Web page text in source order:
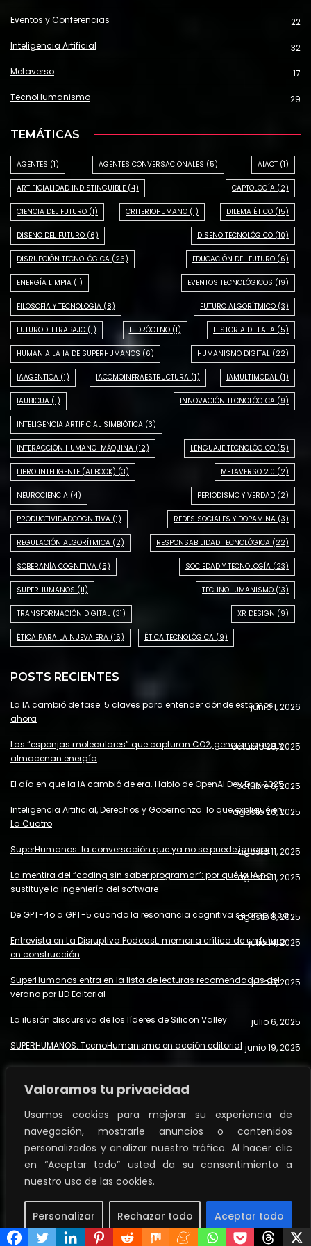
Valoramos tu privacidad
Usamos cookies para mejorar su experiencia de
navegación, mostrarle anuncios o contenidos
personalizados y analizar nuestro tráfico. Al hacer clic
en “Aceptar todo” usted da su consentimiento a
nuestro uso de las cookies.
Personalizar Rechazar todo Aceptar todo
Eventos y Conferencias
22
Inteligencia Artificial
32
Metaverso
17
TecnoHumanismo
29
TEMÁTICAS
AGENTES (1) AGENTES CONVERSACIONALES (5) AIACT (1)
ARTIFICIALIDAD INDISTINGUIBLE (4) CAPTOLOGÍA (2)
CIENCIA DEL FUTURO (1) CRITERIOHUMANO (1) DILEMA ÉTICO (15)
DISEÑO DEL FUTURO (6) DISEÑO TECNOLÓGICO (10)
DISRUPCIÓN TECNOLÓGICA (26) EDUCACIÓN DEL FUTURO (6)
ENERGÍA LIMPIA (1) EVENTOS TECNOLÓGICOS (19)
FILOSOFÍA Y TECNOLOGÍA (8) FUTURO ALGORÍTMICO (3)
FUTURODELTRABAJO (1) HIDRÓGENO(1) HISTORIA DE LA IA (5)
HUMANIA LA IA DE SUPERHUMANOS (6) HUMANISMO DIGITAL (22)
IAAGENTICA (1) IACOMOINFRAESTRUCTURA (1) IAMULTIMODAL (1)
IAUBICUA (1) INNOVACIÓN TECNOLÓGICA (9)
INTELIGENCIA ARTIFICIAL SIMBIÓTICA (3)
INTERACCIÓN HUMANO-MÁQUINA (12) LENGUAJE TECNOLÓGICO (5)
LIBRO INTELIGENTE (AI BOOK) (3) METAVERSO 2.0 (2)
NEUROCIENCIA (4) PERIODISMO Y VERDAD (2)
PRODUCTIVIDADCOGNITIVA (1) REDES SOCIALES Y DOPAMINA (3)
REGULACIÓN ALGORÍTMICA (2) RESPONSABILIDAD TECNOLÓGICA (22)
SOBERANÍA COGNITIVA (5) SOCIEDAD Y TECNOLOGÍA (23)
SUPERHUMANOS (11) TECHNOHUMANISMO (13)
TRANSFORMACIÓN DIGITAL (31) XR DESIGN (9)
ÉTICA PARA LA NUEVA ERA (15) ÉTICA TECNOLÓGICA (9)
POSTS RECIENTES
La IA cambió de fase: 5 claves para entender dónde estamos
ahora
junio 1, 2026
Las “esponjas moleculares” que capturan CO2, generan agua y
almacenan energía
octubre 28, 2025
El día en que la IA cambió de era. Hablo de OpenAI Dev Day 2025
octubre 8, 2025
Inteligencia Artificial, Derechos y Gobernanza: lo que expliqué en
La Cuatro
agosto 26, 2025
SuperHumanos: la conversación que ya no se puede ignoraragosto 11, 2025
La mentira del “coding sin saber programar”: por qué la IA no
sustituye la ingeniería del software
agosto 11, 2025
De GPT-4o a GPT-5 cuando la resonancia cognitiva se amplifica
agosto 8, 2025
Entrevista en La Disruptiva Podcast: memoria crítica de un futuro
en construcción
julio 14, 2025
SuperHumanos entra en la lista de lecturas recomendadas del
verano por LID Editorial
julio 8, 2025
La ilusión discursiva de los líderes de Silicon Valley
julio 6, 2025
SUPERHUMANOS: TecnoHumanismo en acción editorial junio 19, 2025
MANIFIESTO TECNOHUMANISTA 2025
RRSS y tecnohumanismo: Una lectura urgente de Jaron Lanier
El futuro que diseñamos: tecnología, dopamina y concienciajunio 12, 2025
De los tokens al pensamiento: el desafío de la compresión
semántica entre humanos y LLMs
junio 7, 2025
Pedro Mujica
Computer Science SENIOR ENGINEER, Founder of WECOLAB NETWORK,